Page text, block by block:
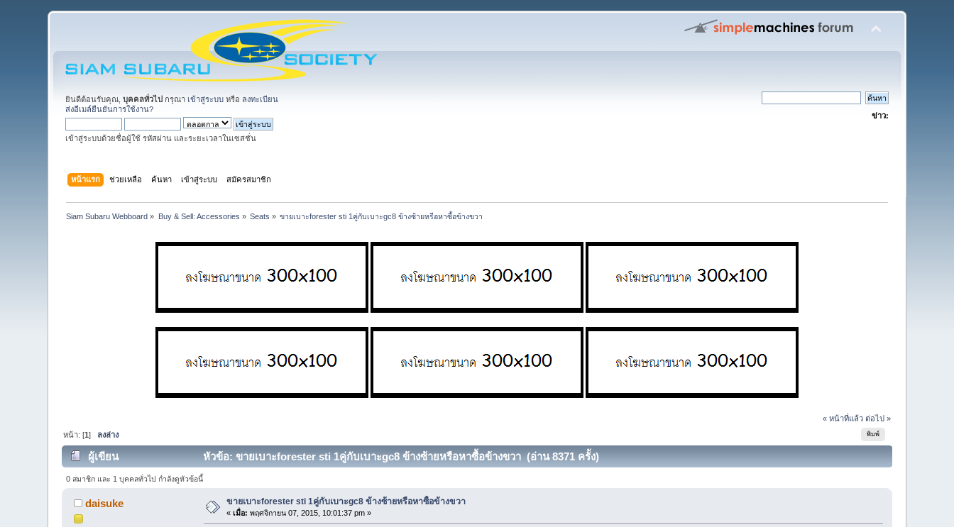
ยินดีต้อนรับคุณ,บุคคลทั่วไป กรุณา เข้าสู่ระบบ หรือ ลงทะเบียน
ส่งอีเมล์ยืนยันการใช้งาน?
เข้าสู่ระบบด้วยชื่อผู้ใช้ รหัสผ่าน และระยะเวลาในเซสชั่น
ข่าว:
หน้าแรก ช่วยเหลือ ค้นหา เข้าสู่ระบบ สมัครสมาชิก
Siam Subaru Webboard » Buy & Sell: Accessories » Seats » ขายเบาะforester sti 1คู่กับเบาะgc8 ข้างซ้ายหรือหาซื้อข้างขวา
« หน้าที่แล้ว ต่อไป »
พิมพ์
หน้า: [1] ลงล่าง
ผู้เขียน หัวข้อ: ขายเบาะforester sti 1คู่กับเบาะgc8 ข้างซ้ายหรือหาซื้อข้างขวา (อ่าน 8371 ครั้ง)
0 สมาชิก และ 1 บุคคลทั่วไป กำลังดูหัวข้อนี้
daisuke ขายเบาะforester sti 1คู่กับเบาะgc8 ข้างซ้ายหรือหาซื้อข้างขวา
«เมื่อ: พฤศจิกายน 07, 2015, 10:01:37 pm »